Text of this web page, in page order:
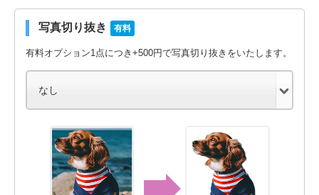
写真切り抜き 有料
有料オプション1点につき+500円で写真切り抜きをいたします。